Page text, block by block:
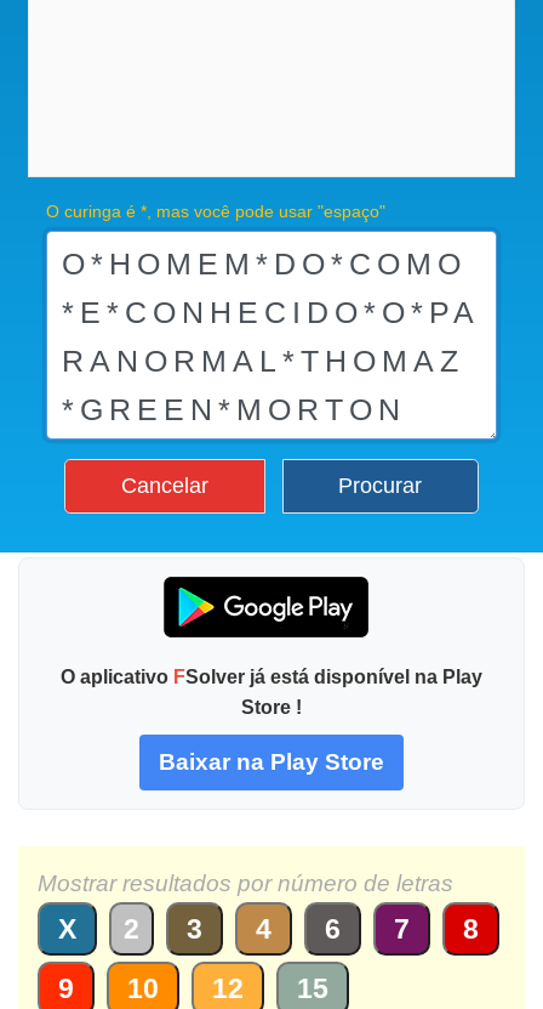
O curinga é *, mas você pode usar "espaço"
Cancelar Procurar
O aplicativo FSolver já está disponível na Play
Store !
Baixar na Play Store
Mostrar resultados por número de letras
X 2 3 4 6 7
8
9
10 12 15